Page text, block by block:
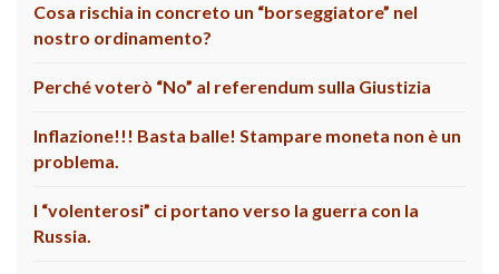
Cosa rischia in concreto un “borseggiatore” nel
nostro ordinamento?
Perché voterò “No” al referendum sulla Giustizia
Inflazione!!! Basta balle! Stampare moneta non è un
problema.
I “volenterosi” ci portano verso la guerra con la
Russia.